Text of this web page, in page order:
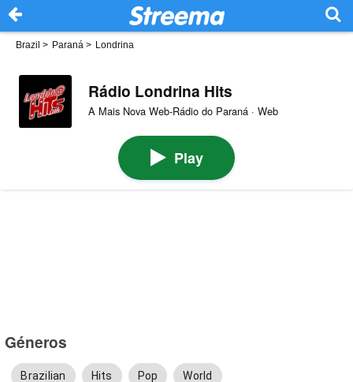
Brazil > Paraná > Londrina
Rádio Londrina Hits
A Mais Nova Web-Rádio do Paraná · Web
Play
Géneros
Brazilian Hits Pop World